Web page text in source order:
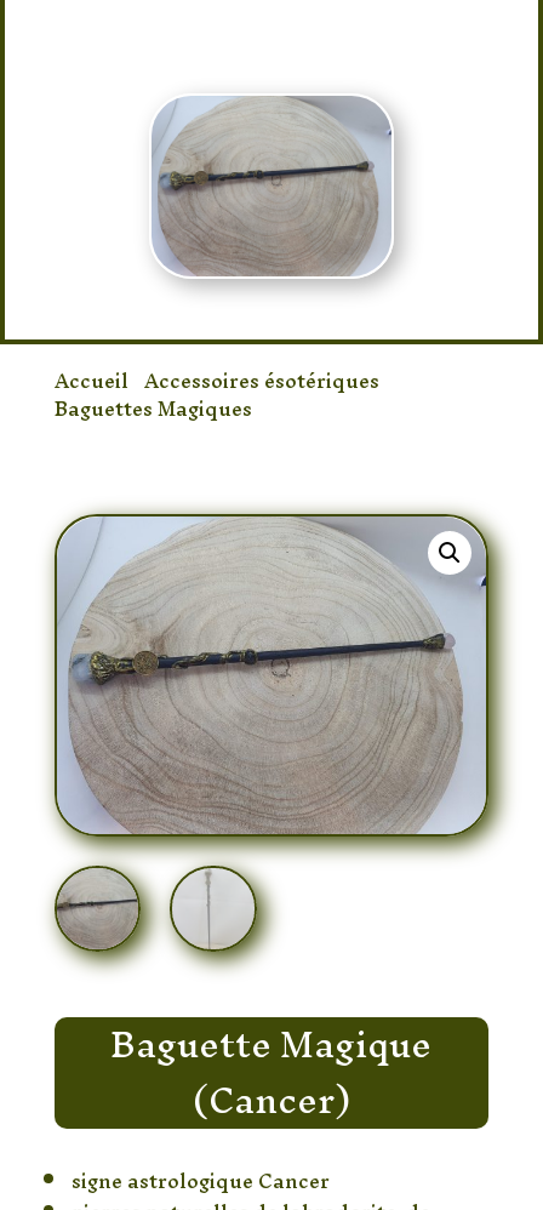
Accueil Accessoires ésotériques
Baguettes Magiques
Baguette Magique
(Cancer)
signe astrologique Cancer